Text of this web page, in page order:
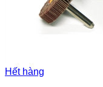
Hết hàng